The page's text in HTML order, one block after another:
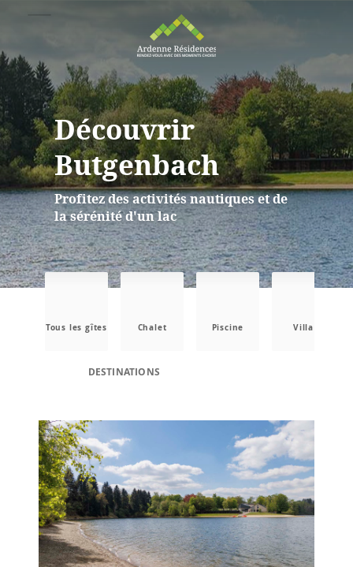
Découvrir
Butgenbach
Profitez des activités nautiques et de
la sérénité d'un lac
Tous les gîtes Chalet Piscine Villa
DESTINATIONS